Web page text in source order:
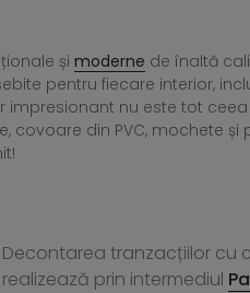
și moderne de înaltă
pentru fiecare interior,
impresionant nu este tot
din PVC, mochete și
Decontarea tranzacțiilor cu
realizează prin intermediul